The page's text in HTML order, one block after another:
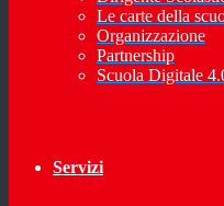
Le carte della
Organizzazione
Partnership
Scuola Digitale
Servizi